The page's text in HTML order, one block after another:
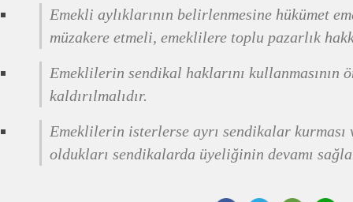
Emekli aylıklarının belirlenmesine hükümet
müzakere etmeli, emeklilere toplu pazarlık
Emeklilerin sendikal haklarını kullanmasının
kaldırılmalıdır.
Emeklilerin isterlerse ayrı sendikalar kurması
oldukları sendikalarda üyeliğinin devamı